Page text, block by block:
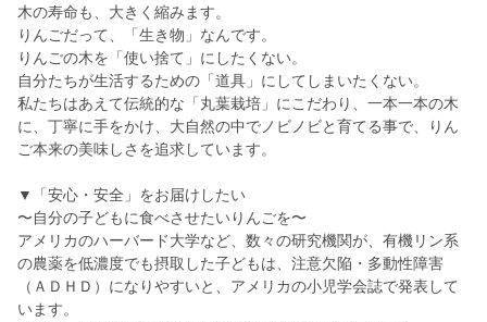
木の寿命も、大きく縮みます。
りんごだって、「生き物」なんです。
りんごの木を「使い捨て」にしたくない。
自分たちが生活するための「道具」にしてしまいたくない。
私たちはあえて伝統的な「丸葉栽培」にこだわり、一本一本の木
に、丁寧に手をかけ、大自然の中でノビノビと育てる事で、りん
ご本来の美味しさを追求しています。
▼「安心・安全」をお届けしたい
〜自分の子どもに食べさせたいりんごを〜
アメリカのハーバード大学など、数々の研究機関が、有機リン系
の農薬を低濃度でも摂取した子どもは、注意欠陥・多動性障害
（ＡＤＨＤ）になりやすいと、アメリカの小児学会誌で発表して
います。